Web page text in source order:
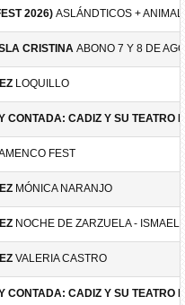
2026) ASLÁNDTICOS +
CRISTINA ABONO 7 Y 8 DE
LOQUILLO
CONTADA: CADIZ Y SU TEATRO
FEST
MÓNICA NARANJO
NOCHE DE ZARZUELA -
VALERIA CASTRO
CONTADA: CADIZ Y SU TEATRO